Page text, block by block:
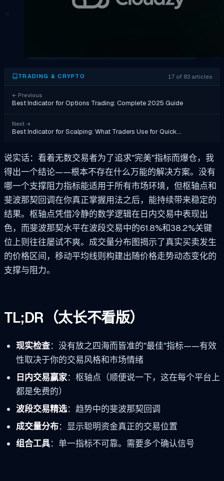
TRADING & CRYPTO 17 of 83 articles
← Previous
Best Indicator for Options Trading: Complete 2025 Guide
Next →
Best Indicator for Scalping: What Traders Use for Quick…
说实话：看着无数交易者为了追求"完美"指标而爆仓，我
得出一个结论——根本不存在什么万能的解决方案。没有
哪一个支撑阻力指标能适用于所有市场环境，但枢轴点和
斐波那契回调在你真正掌握用法之后，能持续带来稳定的
结果。枢轴点凭借冷静的数学逻辑在日内交易中表现出
色，而斐波那契水平在波段交易中的61.8%和38.2%关键
位上则往往屡试不爽。成交量分布图揭示了真实买卖发生
的价格区间，移动平均线则构建出随价格走势动态变化的
支撑与阻力。
TL;DR（太长不看版）
现实检查：没有放之四海而皆准的"最佳"指标——有效
性取决于你的交易风格和市场情绪
日内交易赢家：枢轴点（顺便说一下，这在每个平台上
都是免费的）
波段交易精选：趋势中的斐波那契回调
成交量分布：显示聪明资金真正的交易位置
组合工具：单一指标不可靠。需要多个确认信号